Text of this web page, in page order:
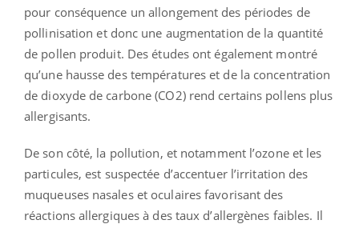
pour conséquence un allongement des périodes de
pollinisation et donc une augmentation de la quantité
de pollen produit. Des études ont également montré
qu’une hausse des températures et de la concentration
de dioxyde de carbone (CO2) rend certains pollens plus
allergisants.
De son côté, la pollution, et notamment l’ozone et les
particules, est suspectée d’accentuer l’irritation des
muqueuses nasales et oculaires favorisant des
réactions allergiques à des taux d’allergènes faibles. Il